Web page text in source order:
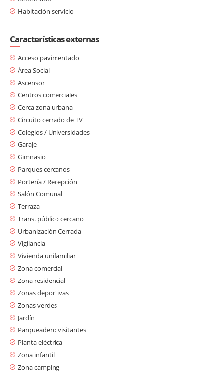
Habitación servicio
Características externas
Acceso pavimentado
Área Social
Ascensor
Centros comerciales
Cerca zona urbana
Circuito cerrado de TV
Colegios / Universidades
Garaje
Gimnasio
Parques cercanos
Portería / Recepción
Salón Comunal
Terraza
Trans. público cercano
Urbanización Cerrada
Vigilancia
Vivienda unifamiliar
Zona comercial
Zona residencial
Zonas deportivas
Zonas verdes
Jardín
Parqueadero visitantes
Planta eléctrica
Zona infantil
Zona camping